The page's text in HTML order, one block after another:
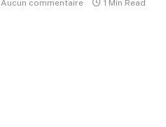
Aucun commentaire 1 Min Read